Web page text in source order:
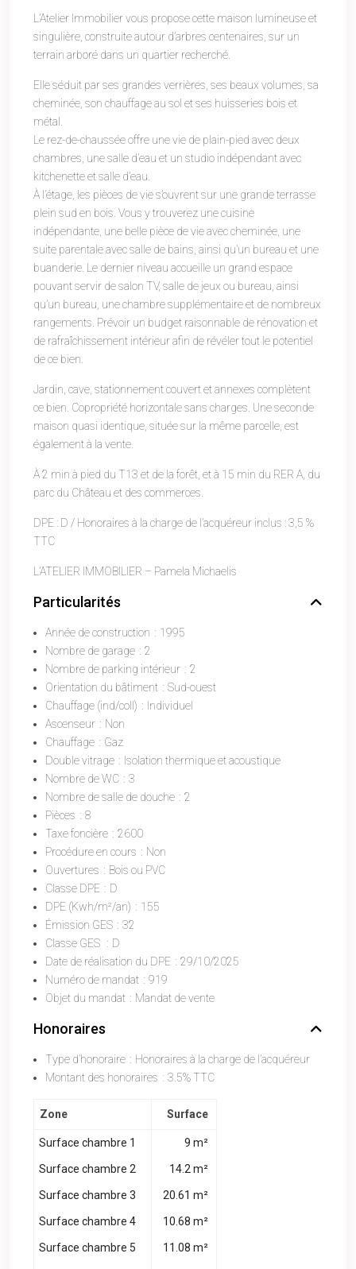
L’Atelier Immobilier vous propose cette maison lumineuse et
singulière, construite autour d’arbres centenaires, sur un
terrain arboré dans un quartier recherché.
Elle séduit par ses grandes verrières, ses beaux volumes, sa
cheminée, son chauffage au sol et ses huisseries bois et
métal.
Le rez-de-chaussée offre une vie de plain-pied avec deux
chambres, une salle d’eau et un studio indépendant avec
kitchenette et salle d’eau.
À l’étage, les pièces de vie s’ouvrent sur une grande terrasse
plein sud en bois. Vous y trouverez une cuisine
indépendante, une belle pièce de vie avec cheminée, une
suite parentale avec salle de bains, ainsi qu’un bureau et une
buanderie. Le dernier niveau accueille un grand espace
pouvant servir de salon TV, salle de jeux ou bureau, ainsi
qu’un bureau, une chambre supplémentaire et de nombreux
rangements. Prévoir un budget raisonnable de rénovation et
de rafraîchissement intérieur afin de révéler tout le potentiel
de ce bien.
Jardin, cave, stationnement couvert et annexes complètent
ce bien. Copropriété horizontale sans charges. Une seconde
maison quasi identique, située sur la même parcelle, est
également à la vente.
À 2 min à pied du T13 et de la forêt, et à 15 min du RER A, du
parc du Château et des commerces.
DPE : D / Honoraires à la charge de l’acquéreur inclus : 3,5 %
TTC
L’ATELIER IMMOBILIER – Pamela Michaelis
Particularités
Année de construction : 1995
Nombre de garage : 2
Nombre de parking intérieur : 2
Orientation du bâtiment : Sud-ouest
Chauffage (ind/coll) : Individuel
Ascenseur : Non
Chauffage : Gaz
Double vitrage : Isolation thermique et acoustique
Nombre de WC : 3
Nombre de salle de douche : 2
Pièces : 8
Taxe foncière : 2600
Procédure en cours : Non
Ouvertures : Bois ou PVC
Classe DPE : D
DPE (Kwh/m²/an) : 155
Émission GES : 32
Classe GES : D
Date de réalisation du DPE : 29/10/2025
Numéro de mandat : 919
Objet du mandat : Mandat de vente
Honoraires
Type d’honoraire : Honoraires à la charge de l’acquéreur
Montant des honoraires : 3.5% TTC
Zone Surface
Surface chambre 1 9 m²
Surface chambre 2 14.2 m²
Surface chambre 3 20.61 m²
Surface chambre 4 10.68 m²
Surface chambre 5 11.08 m²